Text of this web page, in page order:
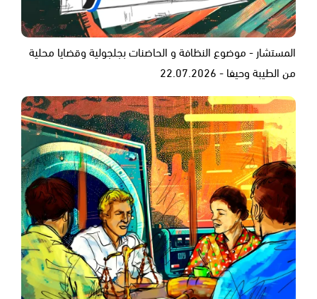
المستشار - موضوع النظافة و الحاضنات بجلجولية وقضايا محلية
من الطيبة وحيفا - 22.07.2026